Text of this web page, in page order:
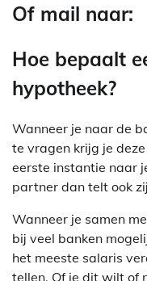
Of mail naar:
Hoe bepaalt
hypotheek?
Wanneer je naar de
te vragen krijg je
eerste instantie naar
partner dan telt ook
Wanneer je samen
bij veel banken
het meeste salaris
tellen. Of je dit wilt of